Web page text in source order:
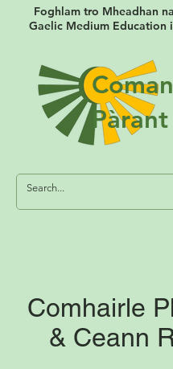
Foghlam tro Mheadhan
Gaelic Medium Education
Pàrant
Comhairle
& Ceann